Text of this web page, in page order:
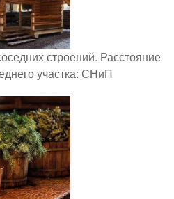
строений. Расстояние
участка: СНиП